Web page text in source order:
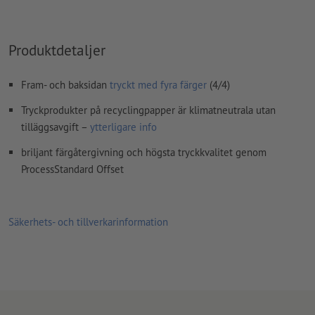
FOGRA52 (PSO Uncoated v3 FOGRA52) för obestruket papper
stavfel och sättningsfelkontrolleras inte av oss
övertrycksinställningarkontrolleras inte av oss
kommentarer
raderas och kommer inte att tryckas
Innehåll frånformulärfältkommer att tryckas
Produktdetaljer
Fram- och baksidan tryckt med fyra färger (4/4)
Tryckprodukter på recyclingpapper är klimatneutrala utan
tilläggsavgift – ytterligare info
briljant färgåtergivning och högsta tryckkvalitet genom
ProcessStandard Offset
Säkerhets- och tillverkarinformation